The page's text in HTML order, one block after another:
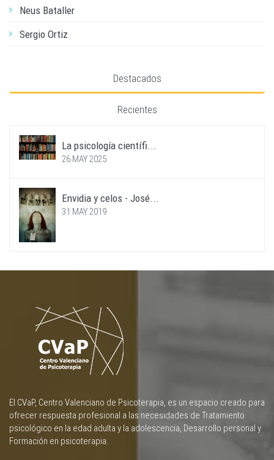
Neus Bataller
Sergio Ortiz
Destacados
Recientes
La psicología científi...
26 MAY 2025
Envidia y celos - José...
31 MAY 2019
El CVaP, Centro Valenciano de Psicoterapia, es un espacio creado para
ofrecer respuesta profesional a las necesidades de Tratamiento
psicológico en la edad adulta y la adolescencia, Desarrollo personal y
Formación en psicoterapia.